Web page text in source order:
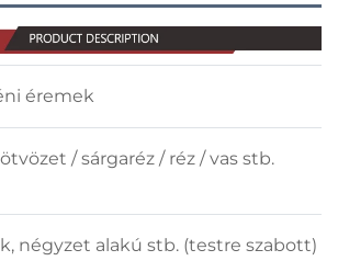
éremek
/ sárgaréz / réz / vas stb.
négyzet alakú stb. (testre szabott)